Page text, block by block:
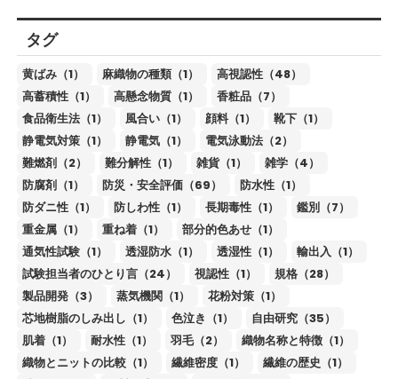
タグ
黄ばみ（1） 麻織物の種類（1）
高視認性（48）
高蓄積性（1）
高懸念物質（1）
香粧品（7）
食品衛生法（1）
風合い（1） 顔料（1）
靴下（1）
静電気対策（1）
静電気（1）
電気泳動法（2）
難燃剤（2）
難分解性（1） 雑貨（1）
雑学（4）
防腐剤（1）
防災・安全評価（69）
防水性（1）
防ダニ性（1）
防しわ性（1） 長期毒性（1）
鑑別（7）
重金属（1）
重ね着（1）
部分的色あせ（1）
通気性試験（1）
透湿防水（1） 透湿性（1）
輸出入（1）
試験担当者のひとり言（24）
視認性（1）
規格（28）
製品開発（3）
蒸気機関（1）
花粉対策（1）
芯地樹脂のしみ出し（1）
色泣き（1）
自由研究（35）
肌着（1）
耐水性（1） 羽毛（2）
織物名称と特徴（1）
織物とニットの比較（1）
繊維密度（1）
繊維の歴史（1）